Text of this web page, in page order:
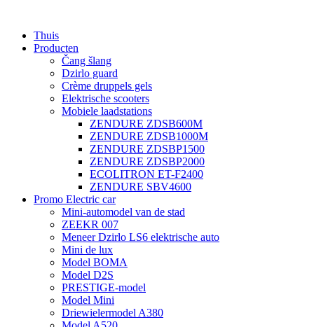
Thuis
Producten
Čang šlang
Dzirlo guard
Crème druppels gels
Elektrische scooters
Mobiele laadstations
ZENDURE ZDSB600M
ZENDURE ZDSB1000M
ZENDURE ZDSBP1500
ZENDURE ZDSBP2000
ECOLITRON ET-F2400
ZENDURE SBV4600
Promo Electric car
Mini-automodel van de stad
ZEEKR 007
Meneer Dzirlo LS6 elektrische auto
Mini de lux
Model BOMA
Model D2S
PRESTIGE-model
Model Mini
Driewielermodel A380